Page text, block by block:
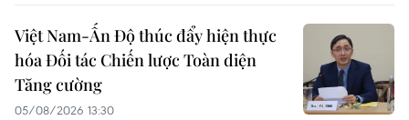
Việt Nam-Ấn Độ thúc đẩy hiện thực
hóa Đối tác Chiến lược Toàn diện
Tăng cường
05/08/2026 13:30